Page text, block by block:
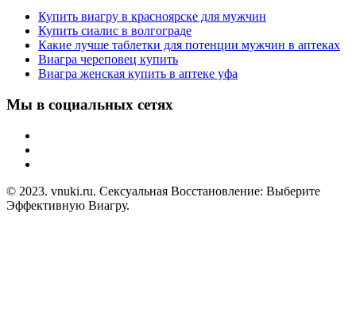
Купить виагру в красноярске для мужчин
Купить сиалис в волгограде
Какие лучше таблетки для потенции мужчин в аптеках
Виагра череповец купить
Виагра женская купить в аптеке уфа
Мы в социальных сетях
© 2023. vnuki.ru. Сексуальная Восстановление: Выберите
Эффективную Виагру.